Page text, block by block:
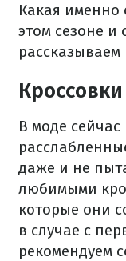
Какая именно
этом сезоне и
В моде
даже и не
любимыми
которые они
в случае с
рекомендуем